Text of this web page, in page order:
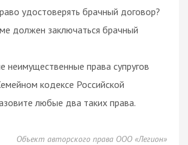
удостоверять брачный договор?
должен заключаться брачный
неимущественные права супругов
кодексе Российской
любые два таких права.
Объект авторского права ООО «Легион»